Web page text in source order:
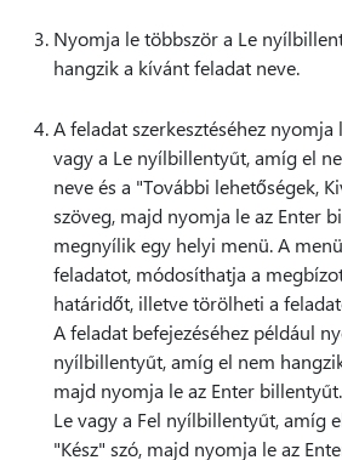
Nyomja le többször a Le
hangzik a kívánt feladat neve.
A feladat szerkesztéséhez
vagy a Le nyílbillentyűt, amíg el
neve és a "További lehetőségek,
szöveg, majd nyomja le az Enter
megnyílik egy helyi menü. A
feladatot, módosíthatja a
határidőt, illetve törölheti a
A feladat befejezéséhez például
nyílbillentyűt, amíg el nem
majd nyomja le az Enter
Le vagy a Fel nyílbillentyűt, amíg
"Kész" szó, majd nyomja le az